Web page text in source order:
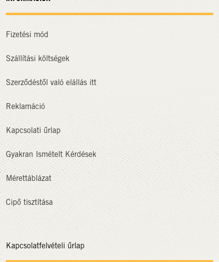
Fizetési mód
Szállítási költségek
Szerződéstől való elállás itt
Reklamáció
Kapcsolati űrlap
Gyakran Ismételt Kérdések
Mérettáblázat
Cipő tisztítása
Kapcsolatfelvételi űrlap